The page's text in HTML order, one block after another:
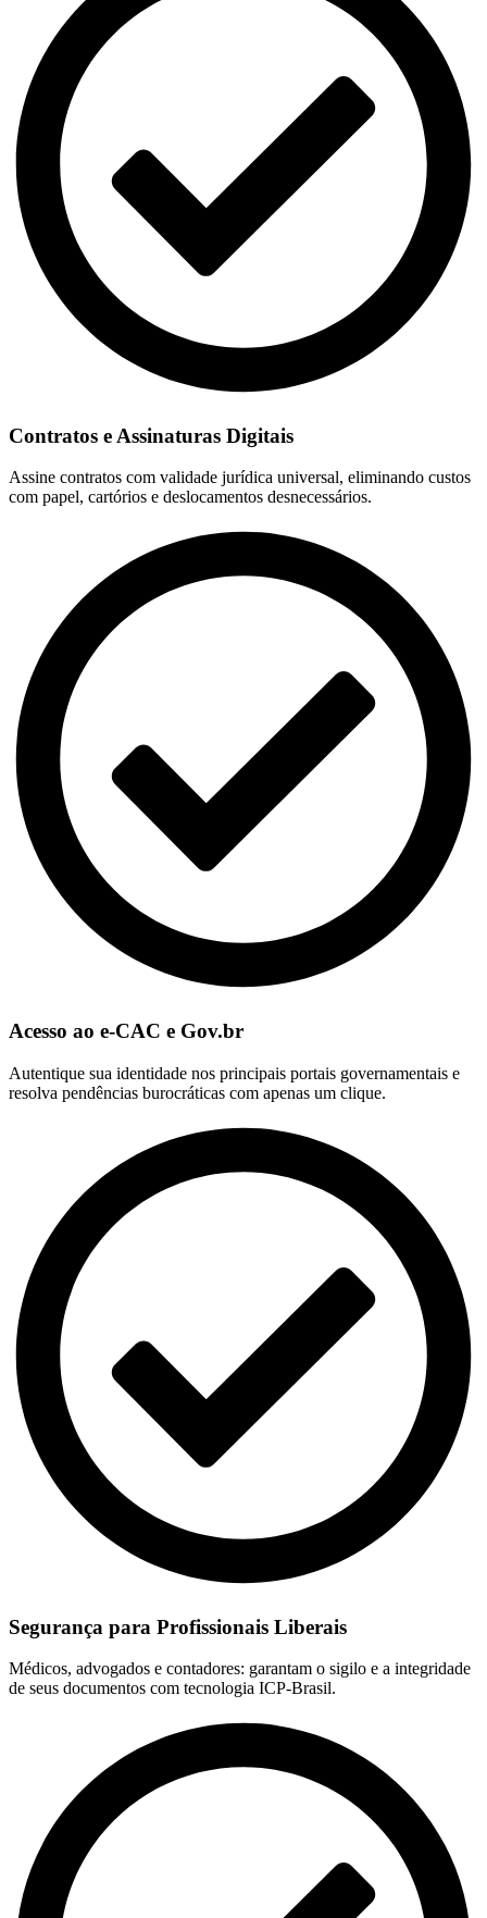
Contratos e Assinaturas Digitais
Assine contratos com validade jurídica universal, eliminando custos
com papel, cartórios e deslocamentos desnecessários.
Acesso ao e-CAC e Gov.br
Autentique sua identidade nos principais portais governamentais e
resolva pendências burocráticas com apenas um clique.
Segurança para Profissionais Liberais
Médicos, advogados e contadores: garantam o sigilo e a integridade
de seus documentos com tecnologia ICP-Brasil.